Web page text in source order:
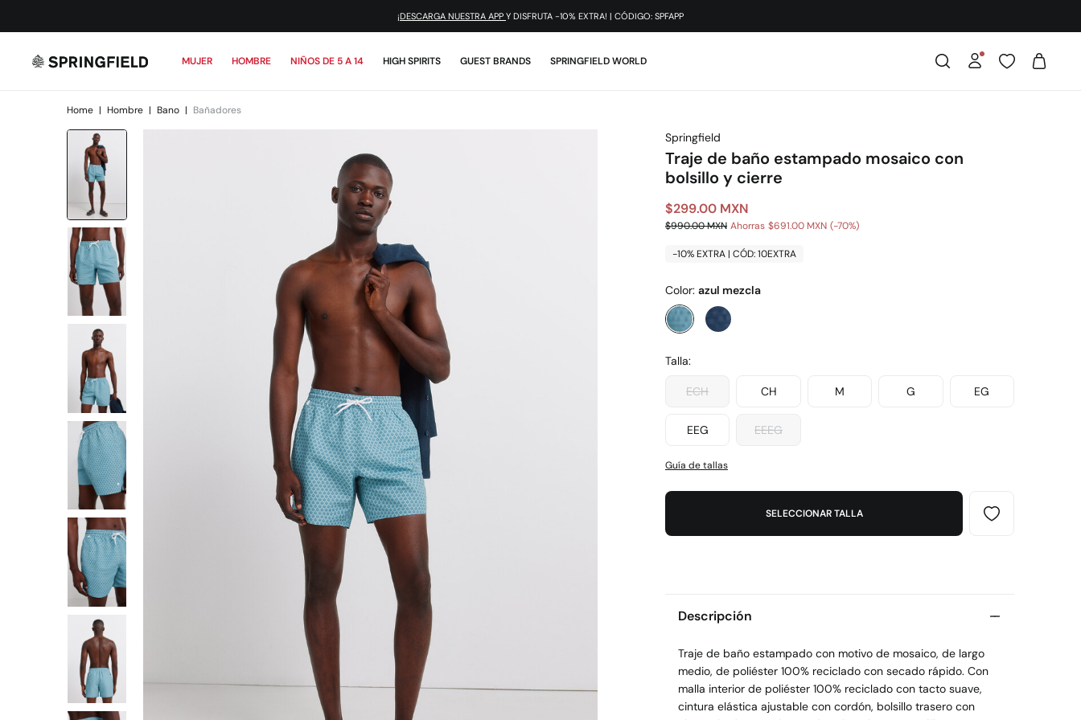
¡DESCARGA NUESTRA APP Y DISFRUTA -10% EXTRA! | CÓDIGO: SPFAPP
MUJER HOMBRE NIÑOS DE 5 A 14 HIGH SPIRITS GUEST BRANDS SPRINGFIELD WORLD
Home | Hombre | Bano | Bañadores
Springfield
Traje de baño estampado mosaico con
bolsillo y cierre
$299.00 MXN
$990.00 MXN Ahorras $691.00 MXN 70
-10% EXTRA | CÓD: 10EXTRA
Color: azul mezcla
Talla:
ECH CH M G EG
EEG EEEG
Guía de tallas
SELECCIONAR TALLA
Descripción
Traje de baño estampado con motivo de mosaico, de largo
medio, de poliéster 100% reciclado con secado rápido. Con
malla interior de poliéster 100% reciclado con tacto suave,
cintura elástica ajustable con cordón, bolsillo trasero con